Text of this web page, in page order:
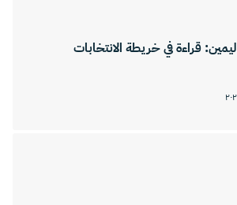
قراءة في خريطة الانتخابات